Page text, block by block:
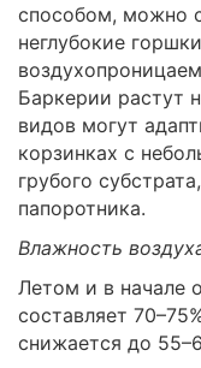
способом, можно
неглубокие
Баркерии растут
видов могут
корзинках с
грубого
папоротника.
Влажность
Летом и в начале
составляет
снижается до